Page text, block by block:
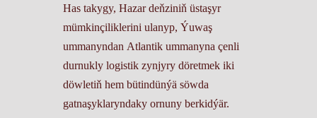
Has takygy, Hazar deňziniň üstaşyr
mümkinçiliklerini ulanyp, Ýuwaş
ummanyndan Atlantik ummanyna çenli
durnukly logistik zynjyry döretmek iki
döwletiň hem bütindünýä söwda
gatnaşyklaryndaky ornuny berkidýär.